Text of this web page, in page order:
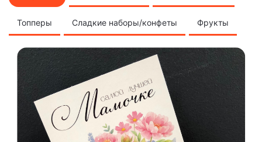
Топперы Сладкие наборы/конфеты Фрукты